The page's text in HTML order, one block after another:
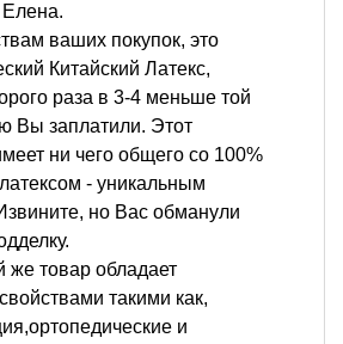
Елена.
ваших покупок, это
Китайский Латекс,
раза в 3-4 меньше той
Вы заплатили. Этот
ни чего общего со 100%
- уникальным
но Вас обманули
же товар обладает
такими как,
и